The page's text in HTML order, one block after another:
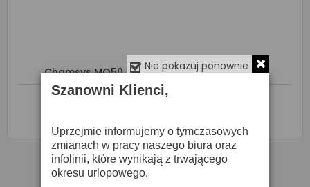
Chamsys MQ50 - Mikser / Konsoleta + Case
 Zapytaj o cenę
Nie pokazuj ponownie
Szanowni Klienci,
Uprzejmie informujemy o tymczasowych
zmianach w pracy naszego biura oraz
infolinii, które wynikają z trwającego
okresu urlopowego.